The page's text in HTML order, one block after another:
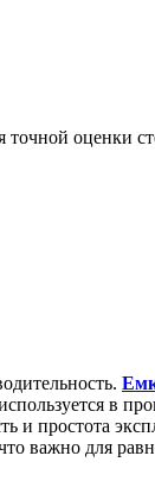
точной оценки
в
и простота
важно для